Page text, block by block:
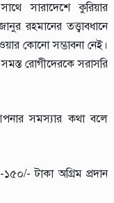
সারাদেশে কুরিয়ার
রহমানের তত্ত্বাবধানে
কোনো সম্ভাবনা নেই।
রোগীদেরকে সরাসরি
সমস্যার কথা বলে
১৫০/- টাকা অগ্রিম প্রদান